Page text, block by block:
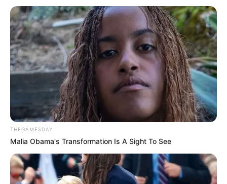
Salshabilla Adriani Cut Syifa
TULIS KOMENTAR
Alamat email Anda tidak akan dipublikasikan. Ruas yang wajib ditandai
THEGAMESDAY
Malia Obama's Transformation Is A Sight To See